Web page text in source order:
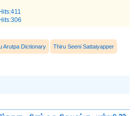
Arutpa Dictionary Thiru Seeni Sattaiyapper